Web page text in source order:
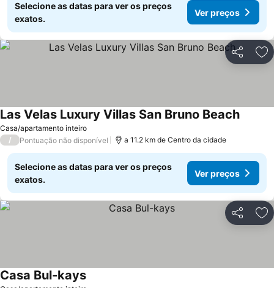
Selecione as datas para ver os preços
exatos.
Ver preços
Partilhar
Casa/apartamento inteiro
Las Velas Luxury Villas San Bruno Beach
/ Pontuação não disponível a 11.2 km de Centro da cidade
Selecione as datas para ver os preços
exatos.
Ver preços
Partilhar
Casa Bul-kays